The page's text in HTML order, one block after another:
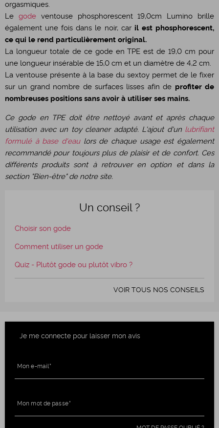
orgasmiques.
Le godeventouse phosphorescent 19,0cm Lumino brille
également une fois dans le noir, car il est phosphorescent,
ce qui le rend particulièrement original.
La longueur totale de ce gode en TPE est de 19,0 cm pour
une longueur insérable de 15,0 cm et un diamètre de 4,2 cm.
La ventouse présente à la base du sextoy permet de le fixer
sur un grand nombre de surfaces lisses afin de profiter de
nombreuses positions sans avoir à utiliser ses mains.
Ce gode en TPE doit être nettoyé avant et après chaque
utilisation avec un toy cleaner adapté. L'ajout d'un lubrifiant
formulé à base d'eaulors de chaque usage est également
recommandé pour toujours plus de plaisir et de confort. Ces
différents produits sont à retrouver en option et dans la
section "Bien-être" de notre site.
Un conseil ?
Choisir son gode
Comment utiliser un gode
Quiz - Plutôt gode ou plutôt vibro ?
VOIR TOUS NOS CONSEILS
Je me connecte pour laisser mon avis
Mon e-mail
Mon mot de passe